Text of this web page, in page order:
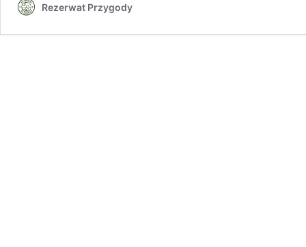
Rezerwat Przygody